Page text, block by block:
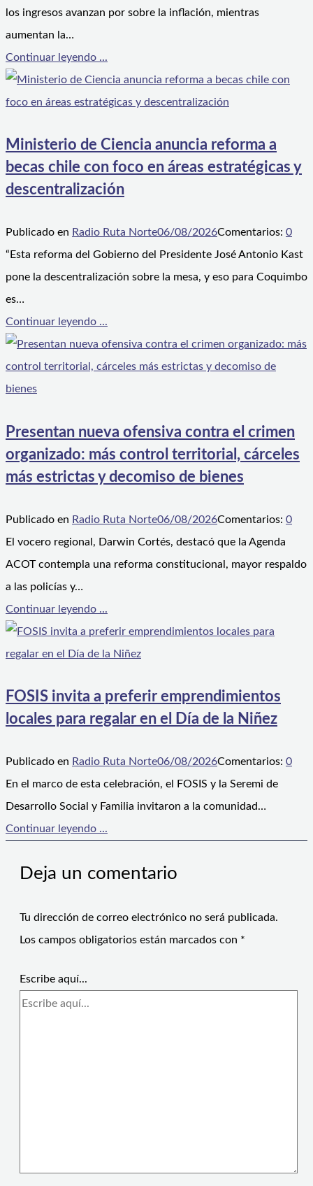
los ingresos avanzan por sobre la inflación, mientras
aumentan la…
Continuar leyendo ...
Ministerio de Ciencia anuncia reforma a
becas chile con foco en áreas estratégicas y
descentralización
Publicado en Radio Ruta Norte06/08/2026Comentarios: 0
“Esta reforma del Gobierno del Presidente José Antonio Kast
pone la descentralización sobre la mesa, y eso para Coquimbo
es…
Continuar leyendo ...
Presentan nueva ofensiva contra el crimen
organizado: más control territorial, cárceles
más estrictas y decomiso de bienes
Publicado en Radio Ruta Norte06/08/2026Comentarios: 0
El vocero regional, Darwin Cortés, destacó que la Agenda
ACOT contempla una reforma constitucional, mayor respaldo
a las policías y…
Continuar leyendo ...
FOSIS invita a preferir emprendimientos
locales para regalar en el Día de la Niñez
Publicado en Radio Ruta Norte06/08/2026Comentarios: 0
En el marco de esta celebración, el FOSIS y la Seremi de
Desarrollo Social y Familia invitaron a la comunidad…
Continuar leyendo ...
Deja un comentario
Tu dirección de correo electrónico no será publicada.
Los campos obligatorios están marcados con *
Escribe aquí...